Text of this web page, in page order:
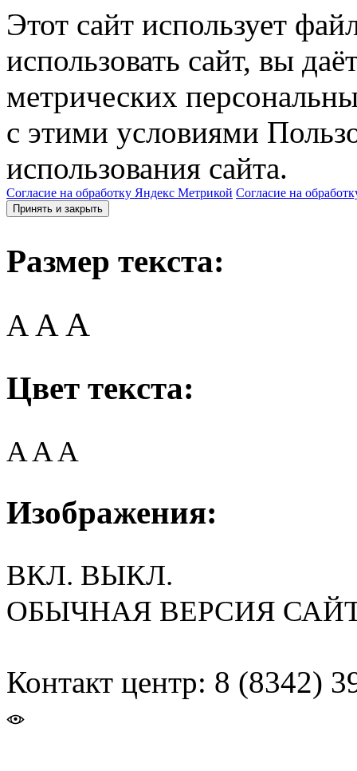
Этот сайт использует
использовать сайт, вы
метрических
с этими условиями
использования сайта.
Согласие на обработку Яндекс Метрикой Согласие на
Принять и закрыть
Размер текста:
A AA
Цвет текста:
AAA
Изображения:
ВКЛ. ВЫКЛ.
ОБЫЧНАЯ ВЕРСИЯ
Контакт центр: 8 (8342)